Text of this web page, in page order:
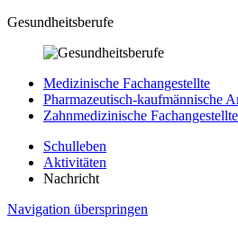
Gesundheitsberufe
Medizinische Fachangestellte
Pharmazeutisch-kaufmännische
Zahnmedizinische Fachangestellte
Schulleben
Aktivitäten
Nachricht
Navigation überspringen